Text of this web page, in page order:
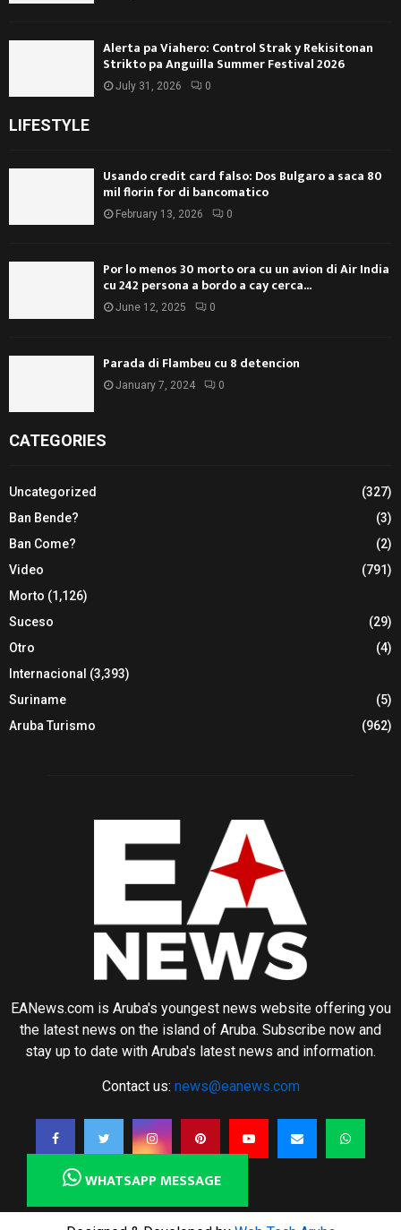
Alerta pa Viahero: Control Strak y Rekisitonan
Strikto pa Anguilla Summer Festival 2026
July 31, 2026 0
LIFESTYLE
Usando credit card falso: Dos Bulgaro a saca 80
mil florin for di bancomatico
February 13, 2026 0
Por lo menos 30 morto ora cu un avion di Air India
cu 242 persona a bordo a cay cerca...
June 12, 2025 0
Parada di Flambeu cu 8 detencion
January 7, 2024 0
CATEGORIES
Uncategorized
(327)
Ban Bende?
(3)
Ban Come?
(2)
Video
(791)
Morto (1,126)
Suceso
(29)
Otro
(4)
Internacional (3,393)
Suriname
(5)
Aruba Turismo
(962)
EANews.com is Aruba's youngest news website offering you
the latest news on the island of Aruba. Subscribe now and
stay up to date with Aruba's latest news and information.
Contact us: news@eanews.com
WHATSAPP MESSAGE